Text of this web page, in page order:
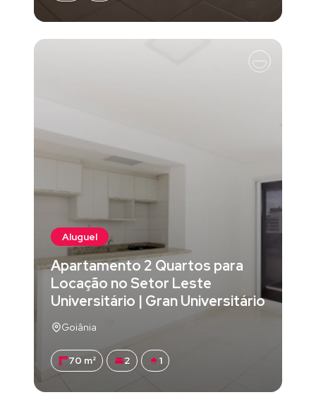
Aluguel
Apartamento 2 Quartos para
Locação no Setor Leste
Universitário | Gran Universitário
Goiânia
70 m² 2 1